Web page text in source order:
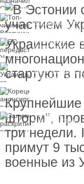
Топ-чиновнику
Воздушных сил
вручили
1 млрд гривен
ЕС передаст
средства от
России
Украинцы за
могут потерять
к госжилью и
ревизию
Залужный
раскритиковал
вступление
НАТО и предлагает
другие варианты
Украинские
стартуют в
Крупнейшие
шторм",
три недели.
примут 9
военные из